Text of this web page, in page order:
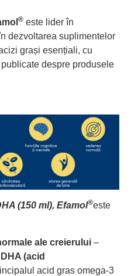
® este lider în
dezvoltarea suplimentelor
grași esențiali, cu
despre produsele
(150 ml), Efamol®este
ale creierului –
DHA (acid
acid gras omega-3